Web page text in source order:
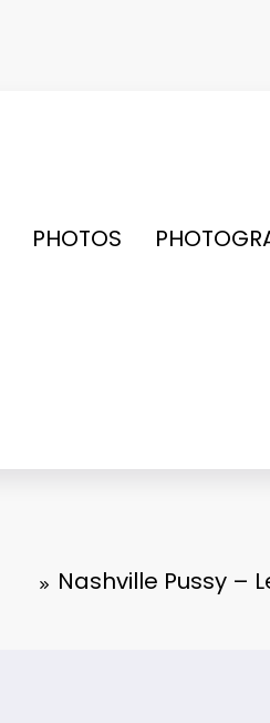
PHOTOS
Nashville Pussy –